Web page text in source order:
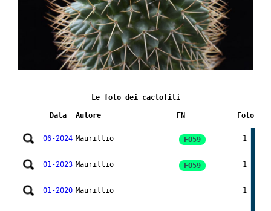
Le foto dei cactofili
Data Autore FN Foto
06-2024 Maurillio FO59 1
01-2023 Maurillio FO59 1
01-2020 Maurillio 1